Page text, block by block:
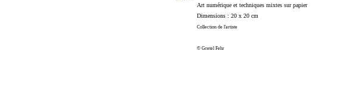
Art numérique et techniques mixtes sur papier
Dimensions : 20 x 20 cm
Collection de l'artiste
© Gretel Fehr